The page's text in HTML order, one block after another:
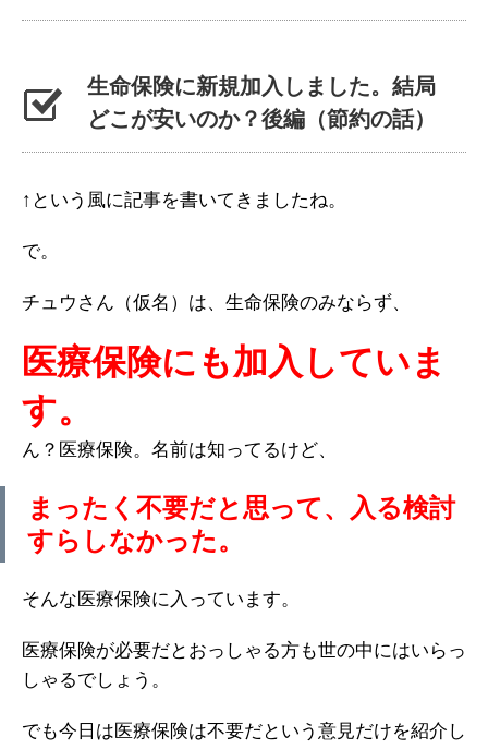
生命保険に新規加入しました。結局
どこが安いのか？後編（節約の話）
↑という風に記事を書いてきましたね。
で。
チュウさん（仮名）は、生命保険のみならず、
医療保険にも加入していま
す。
ん？医療保険。名前は知ってるけど、
まったく不要だと思って、入る検討
すらしなかった。
そんな医療保険に入っています。
医療保険が必要だとおっしゃる方も世の中にはいらっ
しゃるでしょう。
でも今日は医療保険は不要だという意見だけを紹介し